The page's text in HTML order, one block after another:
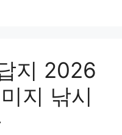
지 2026
지 낚시